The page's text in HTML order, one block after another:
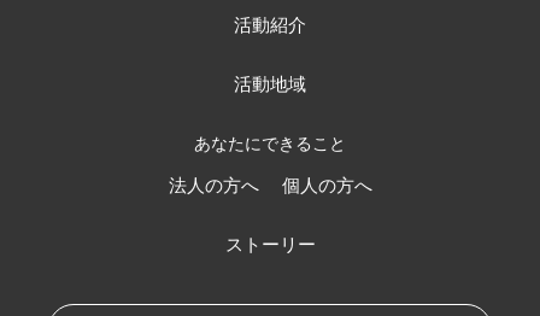
活動紹介
活動地域
あなたにできること
法人の方へ 個人の方へ
ストーリー